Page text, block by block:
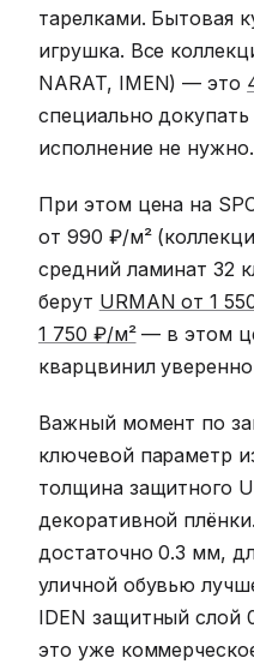
тарелками. Бытовая
игрушка. Все
NARAT, IMEN) — это
специально
исполнение не нужно.
При этом цена на
от 990 ₽/м²
средний ламинат 32
берут URMAN от 1
1 750 ₽/м²— в этом
кварцвинил
Важный момент по
ключевой параметр
толщина защитного
декоративной
достаточно 0.3 мм,
уличной обувью
IDEN защитный
это уже